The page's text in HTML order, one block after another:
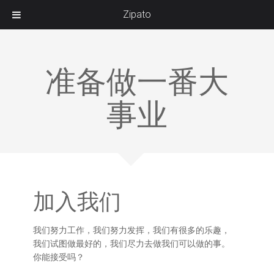
准备做一番大
事业
加入我们
我们努力工作，我们努力发挥，我们有很多的乐趣，
我们试图做最好的，我们尽力去做我们可以做的事。
你能接受吗？
Zipato